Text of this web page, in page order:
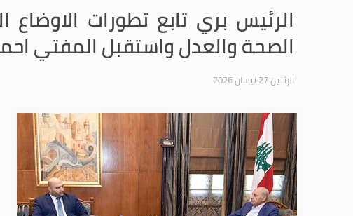
الرئيس بري تابع تطورات الاوضاع
الصحة والعدل واستقبل المفتي
الإثنين 27 نيسان 2026